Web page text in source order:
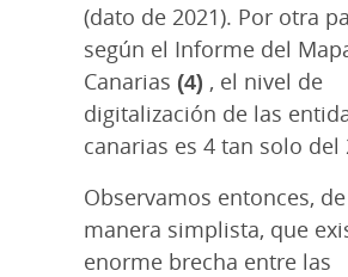
(dato de 2021). Por otra
según el Informe del
Canarias (4) , el nivel de
digitalización de las
canarias es 4 tan solo del
Observamos entonces,
manera simplista, que
enorme brecha entre las